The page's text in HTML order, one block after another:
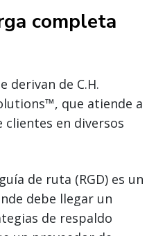
completa
derivan de C.H.
que atiende a
en diversos
de ruta (RGD) es un
debe llegar un
de respaldo